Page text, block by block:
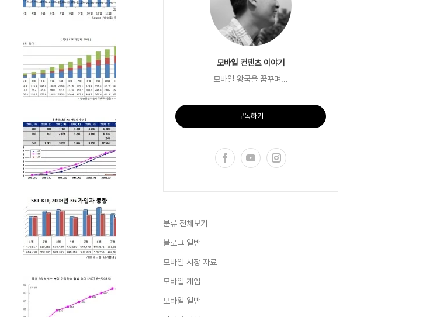
모바일 컨텐츠 이야기
모바일 왕국을 꿈꾸며...
구독하기
분류 전체보기
블로그 일반
모바일 시장 자료
모바일 게임
모바일 일반